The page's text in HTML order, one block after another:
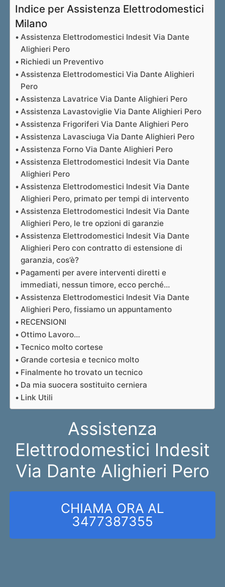
Indice per Assistenza Elettrodomestici
Milano
Assistenza Elettrodomestici Indesit Via Dante
Alighieri Pero
Richiedi un Preventivo
Assistenza Elettrodomestici Via Dante Alighieri
Pero
Assistenza Lavatrice Via Dante Alighieri Pero
Assistenza Lavastoviglie Via Dante Alighieri Pero
Assistenza Frigoriferi Via Dante Alighieri Pero
Assistenza Lavasciuga Via Dante Alighieri Pero
Assistenza Forno Via Dante Alighieri Pero
Assistenza Elettrodomestici Indesit Via Dante
Alighieri Pero
Assistenza Elettrodomestici Indesit Via Dante
Alighieri Pero, primato per tempi di intervento
Assistenza Elettrodomestici Indesit Via Dante
Alighieri Pero, le tre opzioni di garanzie
Assistenza Elettrodomestici Indesit Via Dante
Alighieri Pero con contratto di estensione di
garanzia, cos’è?
Pagamenti per avere interventi diretti e
immediati, nessun timore, ecco perché…
Assistenza Elettrodomestici Indesit Via Dante
Alighieri Pero, fissiamo un appuntamento
RECENSIONI
Ottimo Lavoro…
Tecnico molto cortese
Grande cortesia e tecnico molto
Finalmente ho trovato un tecnico
Da mia suocera sostituito cerniera
Link Utili
Assistenza
Elettrodomestici Indesit
Via Dante Alighieri Pero
CHIAMA ORA AL
3477387355